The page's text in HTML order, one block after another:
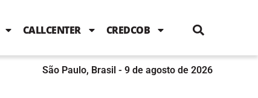
b
o
k
t
e
b
n
g
a
m
CALLCENTER CREDCOB
São Paulo, Brasil - 9 de agosto de 2026